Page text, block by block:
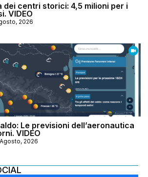
centri storici: 4,5 milioni per i
VIDEO
2026
Le previsioni dell’aeronautica
VIDEO
2026